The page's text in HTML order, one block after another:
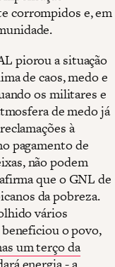
corrompidos e, em
piorou a situação
de caos, medo e
os militares e
de medo já
à
pagamento de
não podem
que o GNL de
da pobreza.
vários
o povo,
um terço da
energia - a